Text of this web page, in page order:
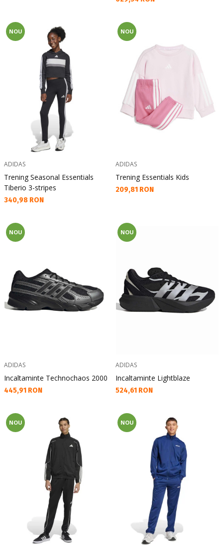
NOU
ADIDAS
Trening Seasonal Essentials
Tiberio 3-stripes
Текуща цена:
340,98 RON
NOU
ADIDAS
Trening Essentials Kids
Текуща цена:
209,81 RON
NOU
ADIDAS
Incaltaminte Technochaos 2000
Текуща цена:
445,91 RON
NOU
ADIDAS
Incaltaminte Lightblaze
Текуща цена:
524,61 RON
NOU NOU